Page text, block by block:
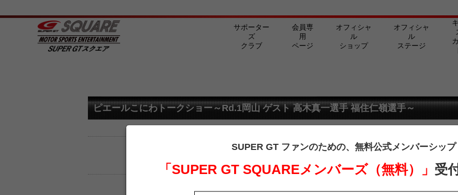
サポーター
ズ
クラブ
会員専
用
ページ
オフィシャ
ル
ショップ
オフィシャ
ル
ステージ
ピエールこにわトークショー～Rd.1岡山 ゲスト 高木真一選手 福住仁嶺選手～
SUPER GT ファンのための、 無料公式メンバーシップ
「SUPER GT SQUAREメンバーズ（無料）」 受